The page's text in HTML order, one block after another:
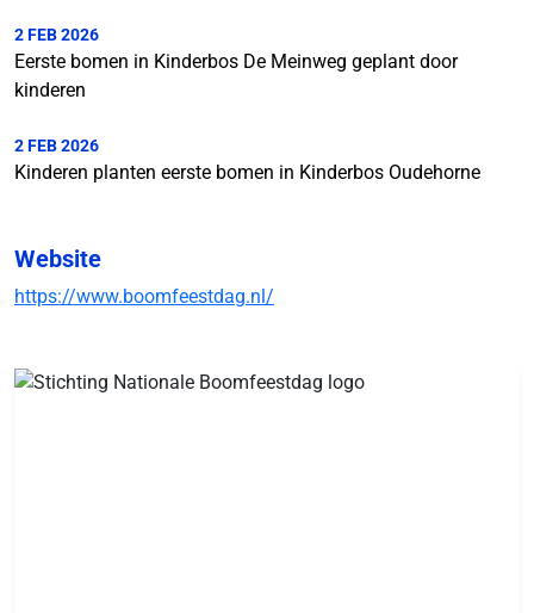
2 FEB 2026
Eerste bomen in Kinderbos De Meinweg geplant door
kinderen
2 FEB 2026
Kinderen planten eerste bomen in Kinderbos Oudehorne
Website
https://www.boomfeestdag.nl/